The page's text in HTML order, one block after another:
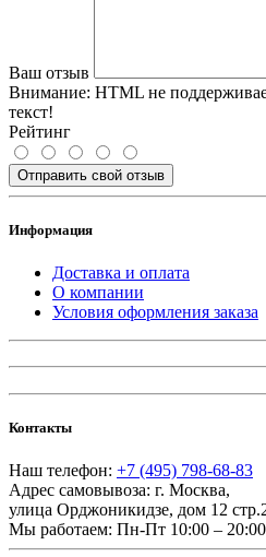
Ваш отзыв
Внимание: HTML не
текст!
Рейтинг
Отправить свой отзыв
Информация
Доставка и оплата
О компании
Условия оформления заказа
Контакты
Наш телефон: +7 (495) 798-68-83
Адрес самовывоза: г. Москва,
улица Орджоникидзе, дом 12
Мы работаем: Пн-Пт 10:00 – 20:00